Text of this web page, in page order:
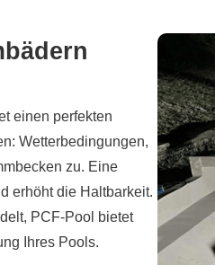
einen perfekten
Wetterbedingungen,
zu. Eine
erhöht die Haltbarkeit.
PCF-Pool bietet
Ihres Pools.